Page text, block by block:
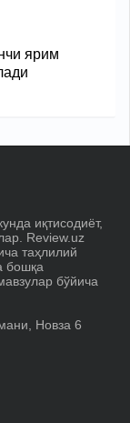
ярим
иқтисодиёт,
Review.uz
таҳлилий
бошқа
бўйича
Новза 6